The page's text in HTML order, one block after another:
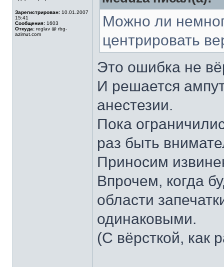
Зарегистрирован: 10.01.2007
15:41
Сообщения: 1603
Откуда: reglav @ rbg-
azimut.com
Можно ли
центрировать
Это ошибка не
И решается
анестезии.
Пока
раз быть
Приносим
Впрочем, когда
области
одинаковыми.
(С вёрсткой, как